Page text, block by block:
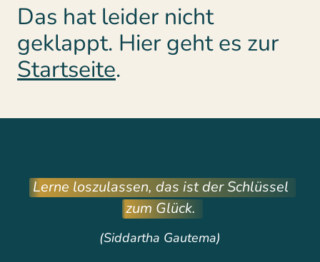
Das hat leider nicht
geklappt. Hier geht es zur
Startseite.
Lerne loszulassen, das ist der
zum Glück.
(Siddartha Gautema)